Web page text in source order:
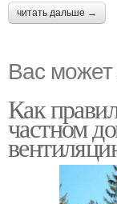
читать дальше →
Вас может
Как
частном